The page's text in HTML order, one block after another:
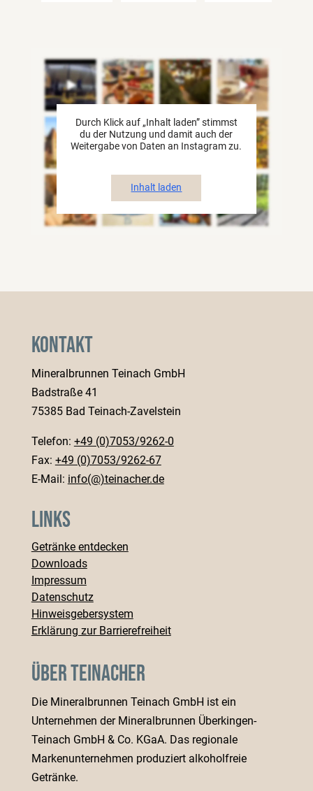
Durch Klick auf „Inhalt laden” stimmst
du der Nutzung und damit auch der
Weitergabe von Daten an Instagram zu.
Inhalt laden
Kontakt
Mineralbrunnen Teinach GmbH
Badstraße 41
75385 Bad Teinach-Zavelstein
Telefon: +49 (0)7053/9262-0
Fax: +49 (0)7053/9262-67
E-Mail: info(@)teinacher.de
Links
Getränke entdecken
Downloads
Impressum
Datenschutz
Hinweisgebersystem
Erklärung zur Barrierefreiheit
Über Teinacher
Die Mineralbrunnen Teinach GmbH ist ein
Unternehmen der Mineralbrunnen Überkingen-
Teinach GmbH & Co. KGaA. Das regionale
Markenunternehmen produziert alkoholfreie
Getränke.